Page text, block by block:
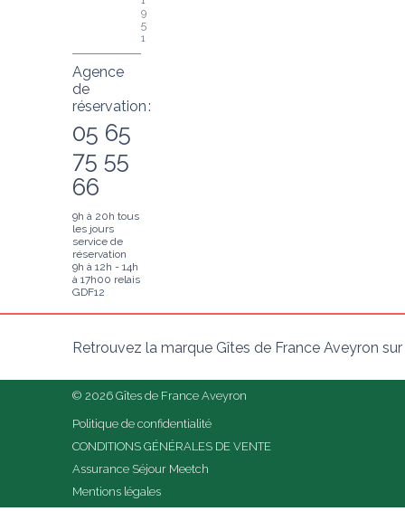
9
5
1
Agence
de
réservation :
05 65
75 55
66
9h à 20h tous
les jours
service de
réservation
9h à 12h - 14h
à 17h00 relais
GDF12
Retrouvez la marque Gîtes de France Aveyron
© 2026 Gîtes de France Aveyron
Politique de confidentialité
CONDITIONS GÉNÉRALES DE VENTE
Assurance Séjour Meetch
Mentions légales